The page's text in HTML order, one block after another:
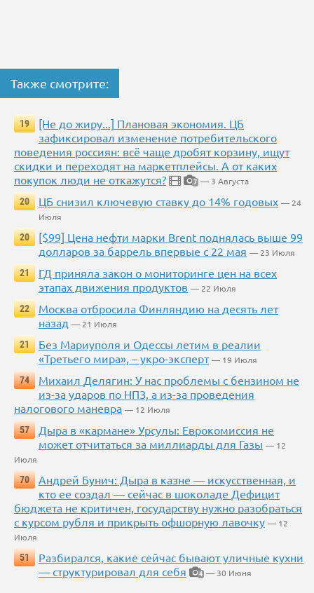
Также смотрите:
19
[Не до жиру...] Плановая экономия. ЦБ
зафиксировал изменение потребительского
поведения россиян: всё чаще дробят корзину, ищут
скидки и переходят на маркетплейсы. А от каких
покупок люди не откажутся?
7 — 3 Августа
20
ЦБ снизил ключевую ставку до 14% годовых — 24
Июля
20
[$99] Цена нефти марки Brent поднялась выше 99
долларов за баррель впервые с 22 мая — 23 Июля
21
ГД приняла закон о мониторинге цен на всех
этапах движения продуктов — 22 Июля
22
Москва отбросила Финляндию на десять лет
назад — 21 Июля
21
Без Мариуполя и Одессы летим в реалии
«Третьего мира», – укро-эксперт — 19 Июля
74
Михаил Делягин: У нас проблемы с бензином не
из-за ударов по НПЗ, а из-за проведения
налогового маневра — 12 Июля
57
Дыра в «кармане» Урсулы: Еврокомиссия не
может отчитаться за миллиарды для Газы — 12
Июля
70
Андрей Бунич: Дыра в казне — искусственная, и
кто ее создал — сейчас в шоколаде Дефицит
бюджета не критичен, государству нужно разобраться
с курсом рубля и прикрыть офшорную лавочку — 12
Июля
51
Разбирался, какие сейчас бывают уличные кухни
— структурировал для себя
4 — 30 Июня